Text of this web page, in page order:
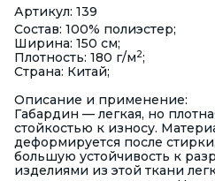
Артикул: 139
Состав: 100% полиэстер;
Ширина: 150 см;
Плотность: 180 г/м2;
Страна: Китай;
Описание и применение:
Габардин — легкая, но
стойкостью к износу.
деформируется после
большую устойчивость к
изделиями из этой ткани